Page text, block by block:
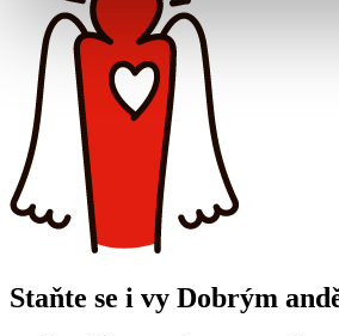
Staňte se i vy Dobrým